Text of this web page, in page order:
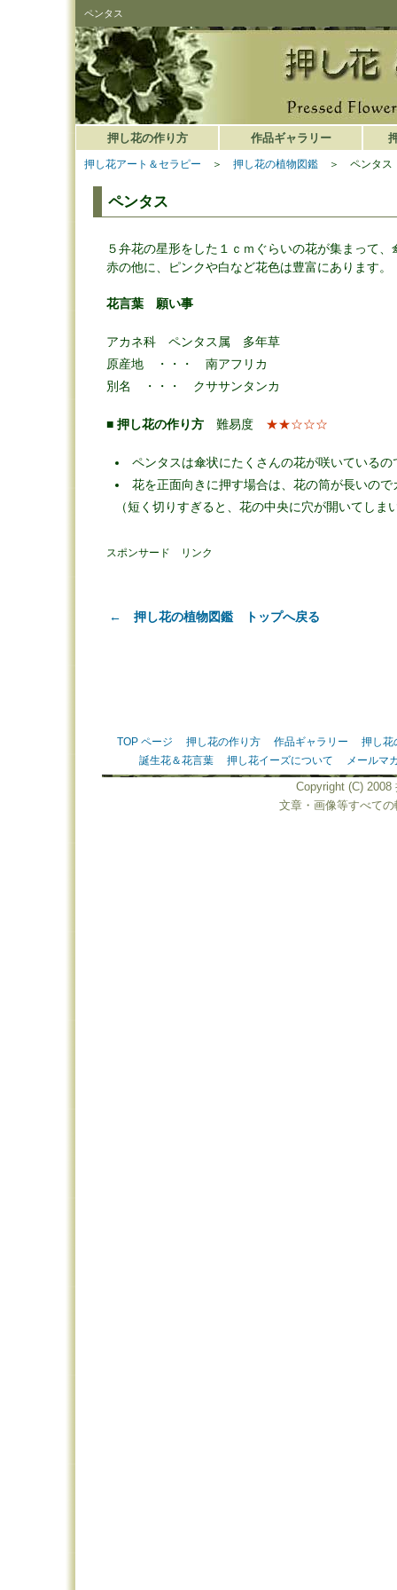
ペンタス
押し花アート＆セラピー ＞ 押し花の植物図鑑 ＞ ペンタス
ペンタス
５弁花の星形をした１ｃｍぐらいの花が集まって
赤の他に、ピンクや白など花色は豊富にあります。
花言葉 願い事
アカネ科 ペンタス属 多年草
原産地 ・・・ 南アフリカ
別名 ・・・ クササンタンカ
■ 押し花の作り方 難易度 ★★☆☆☆
ペンタスは傘状にたくさんの花が咲いている
花を正面向きに押す場合は、花の筒が長いの
（短く切りすぎると、花の中央に穴が開いてし
スポンサード リンク
← 押し花の植物図鑑 トップへ戻る
TOP ページ 押し花の作り方 作品ギャラリー
押し花
誕生花＆花言葉
押し花イーズについて メールマ
Copyright (C)
文章・画像等すべて
押し花の作り方 作品ギャラリー